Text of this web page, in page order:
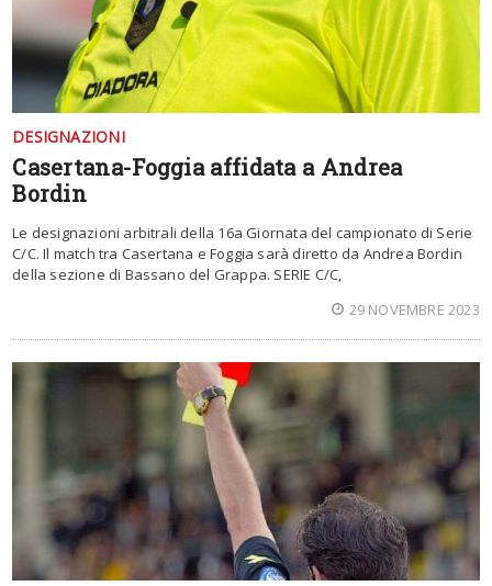
DESIGNAZIONI
Casertana-Foggia affidata a Andrea
Bordin
Le designazioni arbitrali della 16a Giornata del campionato di Serie
C/C. Il match tra Casertana e Foggia sarà diretto da Andrea Bordin
della sezione di Bassano del Grappa. SERIE C/C,
29 NOVEMBRE 2023